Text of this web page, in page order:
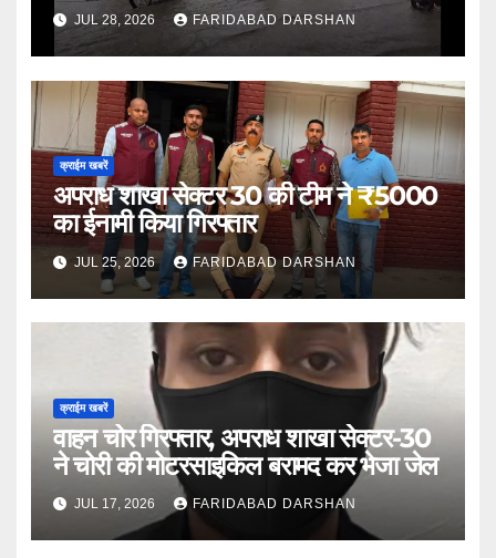
JUL 28, 2026 FARIDABAD DARSHAN
क्राईम खबरें
अपराध शाखा सेक्टर 30 की टीम ने ₹5000
का ईनामी किया गिरफ्तार
JUL 25, 2026 FARIDABAD DARSHAN
क्राईम खबरें
वाहन चोर गिरफ्तार, अपराध शाखा सेक्टर-30
ने चोरी की मोटरसाइकिल बरामद कर भेजा जेल
JUL 17, 2026 FARIDABAD DARSHAN